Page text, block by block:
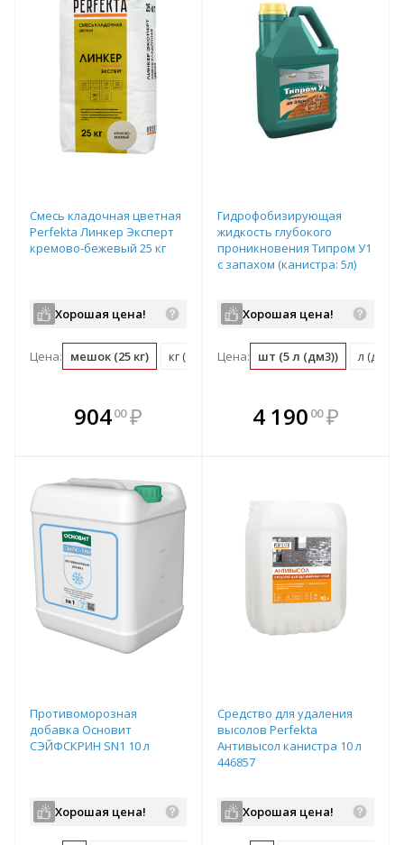
Смесь кладочная цветная
Perfekta Линкер Эксперт
кремово-бежевый 25 кг
Хорошая цена!
Цена: мешок (25 кг) кг (0.04 мешок)
90400 ₽
В комплекте
всегда выгоднее!
Гидрофобизирующая
жидкость глубокого
проникновения Типром У1
с запахом (канистра: 5л)
Хорошая цена!
Цена: шт (5 л (дм3)) л (дм3)
В комплекте
всегда выгоднее!
4 190 00 ₽
Противоморозная
добавка Основит
СЭЙФСКРИН SN1 10 л
Хорошая цена!
Средство для удаления
высолов Perfekta
Антивысол канистра 10 л
446857
Хорошая цена!